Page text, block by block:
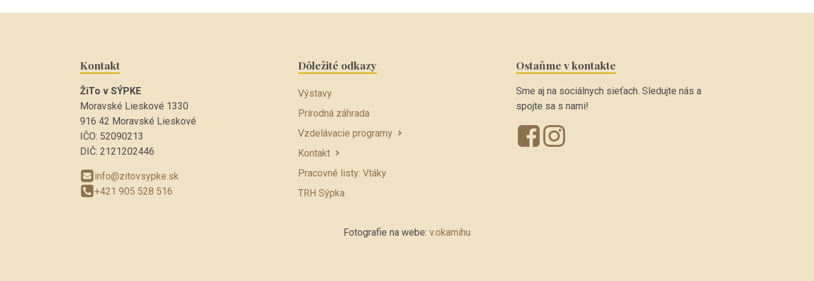
Kontakt
ŽiTo v SÝPKE
Moravské Lieskové 1330
916 42 Moravské Lieskové
IČO: 52090213
DIČ: 2121202446
info@zitovsypke.sk
+421 905 528 516
Dôležité odkazy
Výstavy
Prírodná záhrada
Vzdelávacie programy
Kontakt
Pracovné listy: Vtáky
TRH Sýpka
Ostaňme v kontakte
Sme aj na sociálnych sieťach. Sledujte nás a
spojte sa s nami!
Fotografie na webe: v.okamihu